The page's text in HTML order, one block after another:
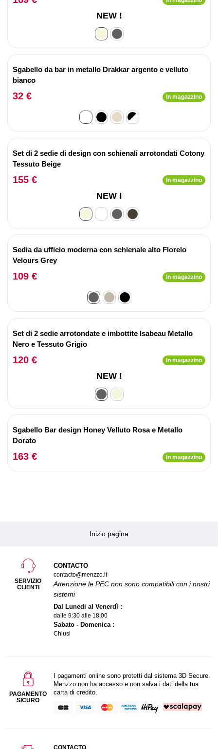
NEW !
Sgabello da bar in metallo Drakkar argento e velluto
bianco
32 € In magazzino
Set di 2 sedie di design con schienali arrotondati Cotony
Tessuto Beige
155 € In magazzino
NEW !
Sedia da ufficio moderna con schienale alto Florelo
Velours Grey
109 € In magazzino
Set di 2 sedie arrotondate e imbottite Isabeau Metallo
Nero e Tessuto Grigio
120 € In magazzino
NEW !
Sgabello Bar design Honey Velluto Rosa e Metallo
Dorato
163 € In magazzino
Inizio pagina
SERVIZIO
CLIENTI
CONTACTO
contacto@menzzo.it
Attenzione le PEC non sono compatibili con i nostri
sistemi
Dal Lunedi al Venerdì :
dalle 9:30 alle 18:00
Sabato - Domenica :
Chiusi
PAGAMENTO
SICURO
I pagamenti online sono protetti dal sistema 3D Secure.
Menzzo non ha accesso e non salva i dati della tua
carta di credito.
CONTACTO